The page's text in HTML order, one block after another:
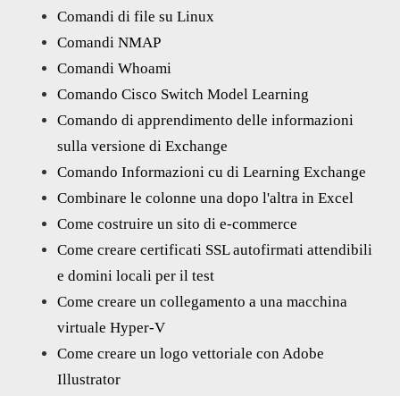
Comandi di file su Linux
Comandi NMAP
Comandi Whoami
Comando Cisco Switch Model Learning
Comando di apprendimento delle informazioni
sulla versione di Exchange
Comando Informazioni cu di Learning Exchange
Combinare le colonne una dopo l'altra in Excel
Come costruire un sito di e-commerce
Come creare certificati SSL autofirmati attendibili
e domini locali per il test
Come creare un collegamento a una macchina
virtuale Hyper-V
Come creare un logo vettoriale con Adobe
Illustrator